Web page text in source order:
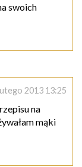
swoich
2013 13:25
na
mąki